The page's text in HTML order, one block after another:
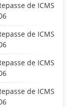
de ICMS
de ICMS
de ICMS
de ICMS